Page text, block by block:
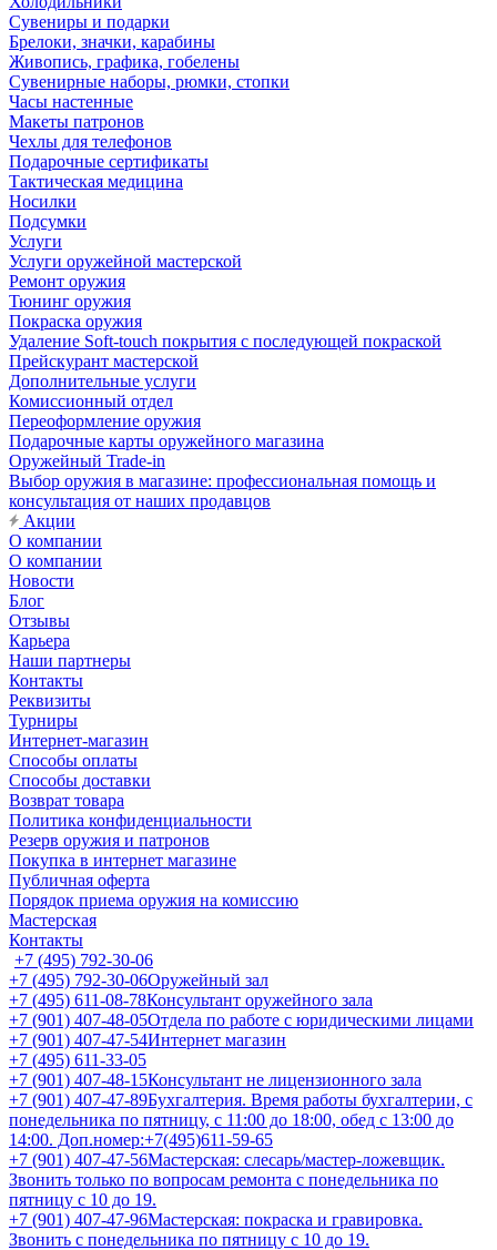
Сувениры и подарки
Брелоки, значки, карабины
Живопись, графика, гобелены
Сувенирные наборы, рюмки, стопки
Часы настенные
Макеты патронов
Чехлы для телефонов
Подарочные сертификаты
Тактическая медицина
Носилки
Подсумки
Услуги
Услуги оружейной мастерской
Ремонт оружия
Тюнинг оружия
Покраска оружия
Удаление Soft-touch покрытия с последующей покраской
Прейскурант мастерской
Дополнительные услуги
Комиссионный отдел
Переоформление оружия
Подарочные карты оружейного магазина
Оружейный Trade-in
Выбор оружия в магазине: профессиональная помощь и
консультация от наших продавцов
Акции
О компании
О компании
Новости
Блог
Отзывы
Карьера
Наши партнеры
Контакты
Реквизиты
Турниры
Интернет-магазин
Способы оплаты
Способы доставки
Возврат товара
Политика конфиденциальности
Резерв оружия и патронов
Покупка в интернет магазине
Публичная оферта
Порядок приема оружия на комиссию
Мастерская
Контакты
+7 (495) 792-30-06
+7 (495) 792-30-06Оружейный зал
+7 (495) 611-08-78Консультант оружейного зала
+7 (901) 407-48-05Отдела по работе с юридическими лицами
+7 (901) 407-47-54Интернет магазин
+7 (495) 611-33-05
+7 (901) 407-48-15Консультант не лицензионного зала
+7 (901) 407-47-89Бухгалтерия. Время работы бухгалтерии, с
понедельника по пятницу, с 11:00 до 18:00, обед с 13:00 до
14:00. Доп.номер:+7(495)611-59-65
+7 (901) 407-47-56Мастерская: слесарь/мастер-ложевщик.
Звонить только по вопросам ремонта с понедельника по
пятницу с 10 до 19.
+7 (901) 407-47-96Мастерская: покраска и гравировка.
Звонить с понедельника по пятницу с 10 до 19.